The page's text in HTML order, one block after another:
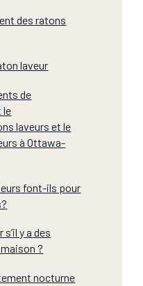
des ratons
laveur
de
le
laveurs et le
à Ottawa-
font-ils pour
y a des
?
nocturne